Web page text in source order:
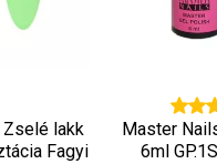
lakk
Fagyi
Master
6ml